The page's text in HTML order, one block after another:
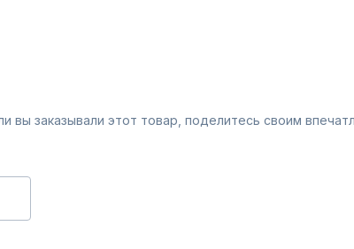
вы заказывали этот товар, поделитесь своим